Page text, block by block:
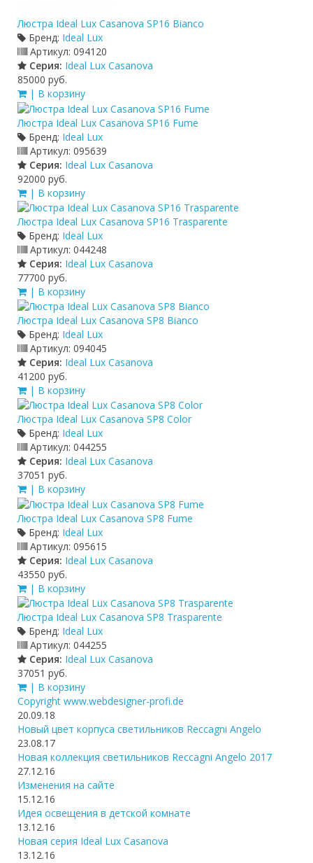
Люстра Ideal Lux Casanova SP16 Bianco
Бренд: Ideal Lux
Артикул: 094120
Серия: Ideal Lux Casanova
85000 руб.
| В корзину
Люстра Ideal Lux Casanova SP16 Fume
Бренд: Ideal Lux
Артикул: 095639
Серия: Ideal Lux Casanova
92000 руб.
| В корзину
Люстра Ideal Lux Casanova SP16 Trasparente
Бренд: Ideal Lux
Артикул: 044248
Серия: Ideal Lux Casanova
77700 руб.
| В корзину
Люстра Ideal Lux Casanova SP8 Bianco
Бренд: Ideal Lux
Артикул: 094045
Серия: Ideal Lux Casanova
41200 руб.
| В корзину
Люстра Ideal Lux Casanova SP8 Color
Бренд: Ideal Lux
Артикул: 044255
Серия: Ideal Lux Casanova
37051 руб.
| В корзину
Люстра Ideal Lux Casanova SP8 Fume
Бренд: Ideal Lux
Артикул: 095615
Серия: Ideal Lux Casanova
43550 руб.
| В корзину
Люстра Ideal Lux Casanova SP8 Trasparente
Бренд: Ideal Lux
Артикул: 044255
Серия: Ideal Lux Casanova
37051 руб.
| В корзину
Copyright www.webdesigner-profi.de
20.09.18
Новый цвет корпуса светильников Reccagni Angelo
23.08.17
Новая коллекция светильников Reccagni Angelo 2017
27.12.16
Изменения на сайте
15.12.16
Идея освещения в детской комнате
13.12.16
Новая серия Ideal Lux Casanova
13.12.16